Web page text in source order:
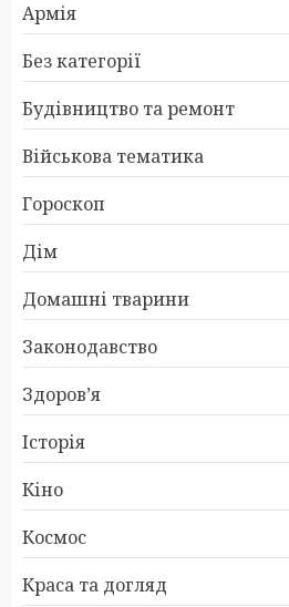
Армія
Без категорії
Будівництво та ремонт
Військова тематика
Гороскоп
Дім
Домашні тварини
Законодавство
Здоров’я
Історія
Кіно
Космос
Краса та догляд